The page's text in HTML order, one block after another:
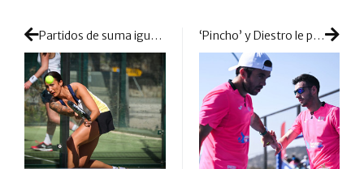
Partidos de suma igualdad y con una jornada muy larga en el inicio del cuadro femenino en Francia ‘Pincho’ y Diestro le ponen más sal a la herida de Paquito y Tello en un día de PARTIDAZOS